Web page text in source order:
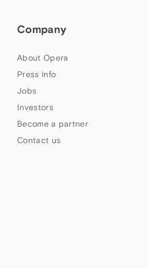
Company
About Opera
Press info
Jobs
Investors
Become a partner
Contact us